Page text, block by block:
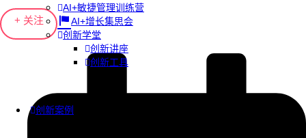
AI+敏捷管理训练营
AI+增长集思会
创新学堂
创新讲座
创新工具
创新案例
+ 关注